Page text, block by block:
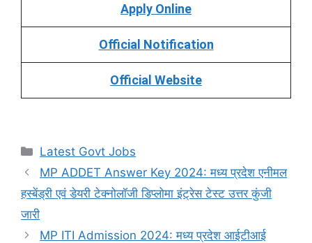
Apply Online
Official Notification
Official Website
Categories
Latest Govt Jobs
MP ADDET Answer Key 2024: मध्य प्रदेश एनीमल
हस्बेंड्री एवं डेयरी टेक्नोलॉजी डिप्लोमा इंट्रेस टेस्ट उत्तर कुंजी
जारी
MP ITI Admission 2024: मध्य प्रदेश आईटीआई